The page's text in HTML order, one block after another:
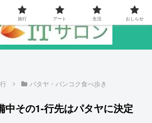
パタヤ・バンコク食べ歩き
中その1-行先はパタヤに決定
旅行 アート 生活 おしらせ